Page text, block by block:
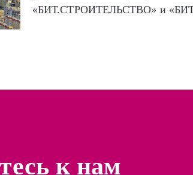
«БИТ.СТРОИТЕЛЬСТВО» и
к нам